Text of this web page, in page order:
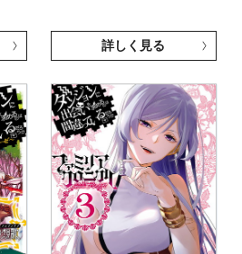
詳しく見る